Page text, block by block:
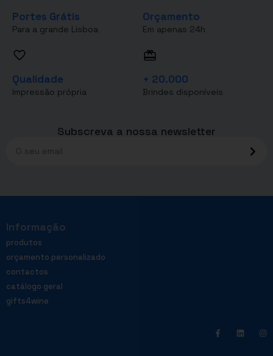
Portes Grátis
Para a grande Lisboa
Orçamento
Em apenas 24h
Qualidade
Impressão própria
+ 20.000
Brindes disponíveis
Subscreva a nossa newsletter
Informação
produtos
orçamento personalizado
contactos
catálogo geral
gifts4wine